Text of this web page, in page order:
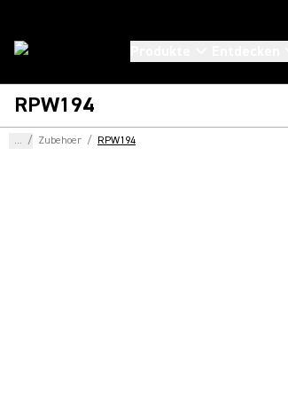
RPW194
... / Zubehoer / RPW194